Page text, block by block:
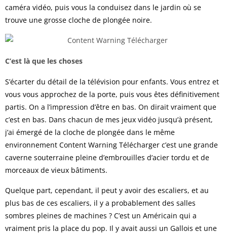
caméra vidéo, puis vous la conduisez dans le jardin où se
trouve une grosse cloche de plongée noire.
C’est là que les choses
S’écarter du détail de la télévision pour enfants. Vous entrez et
vous vous approchez de la porte, puis vous êtes définitivement
partis. On a l’impression d’être en bas. On dirait vraiment que
c’est en bas. Dans chacun de mes jeux vidéo jusqu’à présent,
j’ai émergé de la cloche de plongée dans le même
environnement Content Warning Télécharger c’est une grande
caverne souterraine pleine d’embrouilles d’acier tordu et de
morceaux de vieux bâtiments.
Quelque part, cependant, il peut y avoir des escaliers, et au
plus bas de ces escaliers, il y a probablement des salles
sombres pleines de machines ? C’est un Américain qui a
vraiment pris la place du pop. Il y avait aussi un Gallois et une